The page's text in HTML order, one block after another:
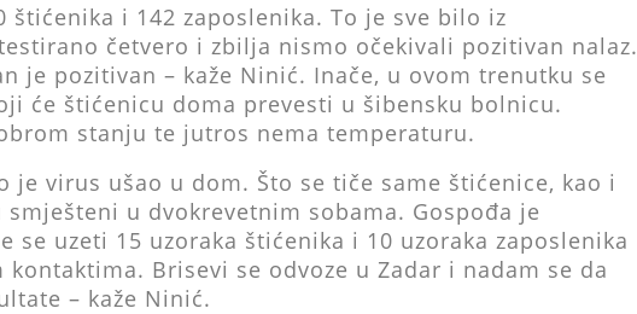
štićenika i 142 zaposlenika. To je sve bilo iz
četvero i zbilja nismo očekivali pozitivan nalaz.
je pozitivan – kaže Ninić. Inače, u ovom trenutku se
će štićenicu doma prevesti u šibensku bolnicu.
stanju te jutros nema temperaturu.
je virus ušao u dom. Što se tiče same štićenice, kao i
u dvokrevetnim sobama. Gospođa je
se uzeti 15 uzoraka štićenika i 10 uzoraka zaposlenika
Brisevi se odvoze u Zadar i nadam se da
– kaže Ninić.